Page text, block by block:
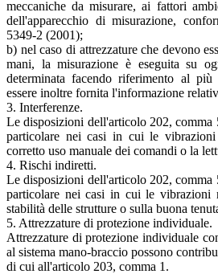
meccaniche da misurare, ai fattori
dell'apparecchio di misurazione,
5349-2 (2001);
b) nel caso di attrezzature che devono
mani, la misurazione è eseguita su
determinata facendo riferimento al
essere inoltre fornita l'informazione
3. Interferenze.
Le disposizioni dell'articolo 202, comma
particolare nei casi in cui le vibrazioni
corretto uso manuale dei comandi o la
4. Rischi indiretti.
Le disposizioni dell'articolo 202, comma
particolare nei casi in cui le vibrazioni
stabilità delle strutture o sulla buona
5. Attrezzature di protezione individuale.
Attrezzature di protezione individuale
al sistema mano-braccio possono
di cui all'articolo 203, comma 1.